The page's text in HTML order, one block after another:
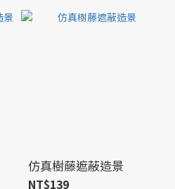
仿真樹藤遮蔽造景
NT$139